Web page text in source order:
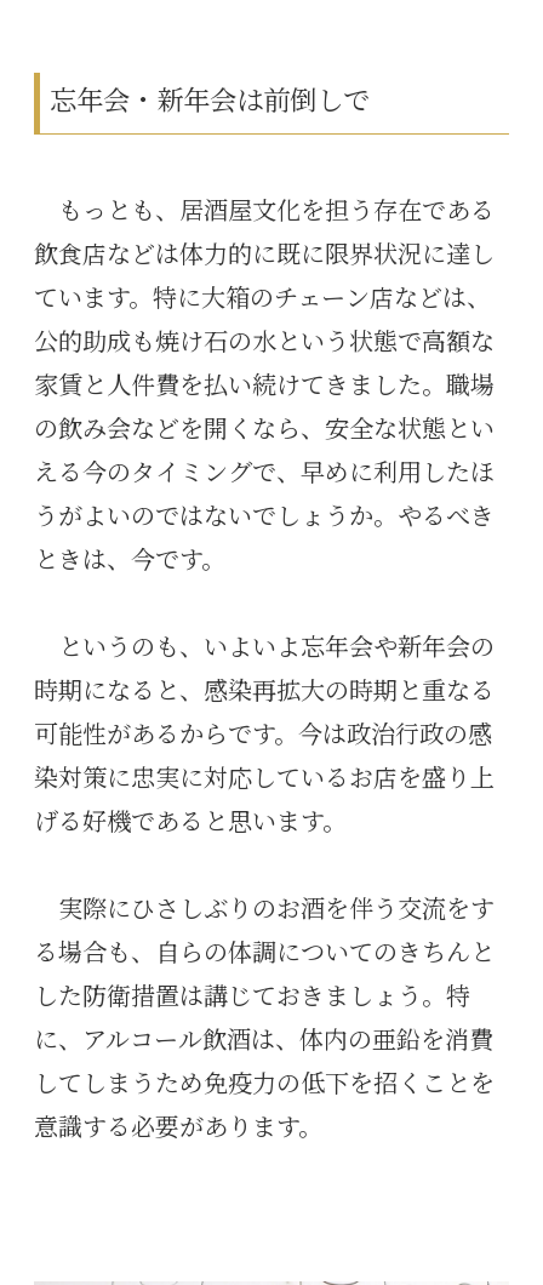
忘年会・新年会は前倒しで
もっとも、居酒屋文化を担う存在である
飲食店などは体力的に既に限界状況に達し
ています。特に大箱のチェーン店などは、
公的助成も焼け石の水という状態で高額な
家賃と人件費を払い続けてきました。職場
の飲み会などを開くなら、安全な状態とい
える今のタイミングで、早めに利用したほ
うがよいのではないでしょうか。やるべき
ときは、今です。
というのも、いよいよ忘年会や新年会の
時期になると、感染再拡大の時期と重なる
可能性があるからです。今は政治行政の感
染対策に忠実に対応しているお店を盛り上
げる好機であると思います。
実際にひさしぶりのお酒を伴う交流をす
る場合も、自らの体調についてのきちんと
した防衛措置は講じておきましょう。特
に、アルコール飲酒は、体内の亜鉛を消費
してしまうため免疫力の低下を招くことを
意識する必要があります。